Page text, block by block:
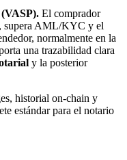
El comprador
supera AML/KYC y el
normalmente en la
una trazabilidad clara
y la posterior
historial on-chain y
estándar para el notario